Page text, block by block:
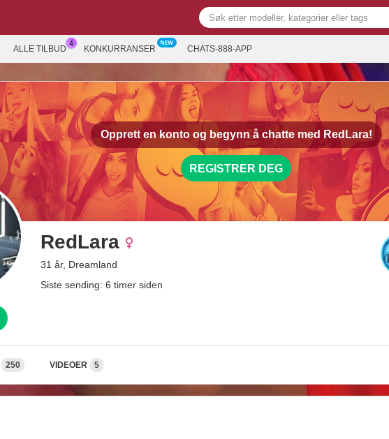
ALLE TILBUD KONKURRANSER CHATS-888-APP
Opprett en konto og begynn å chatte med RedLara!
REGISTRER DEG
RedLara
31 år, Dreamland
Siste sending: 6 timer siden
250 VIDEOER 5